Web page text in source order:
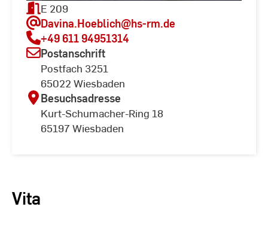
E 209
Davina.Hoeblich@hs-rm.de
+49 611 94951314
Postanschrift
Postfach 3251
65022 Wiesbaden
Besuchsadresse
Kurt-Schumacher-Ring 18
65197 Wiesbaden
Vita